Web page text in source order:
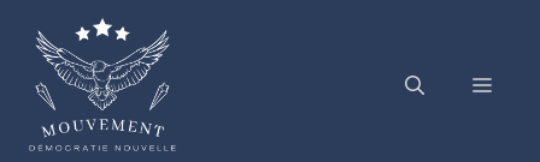
contenu
Menu